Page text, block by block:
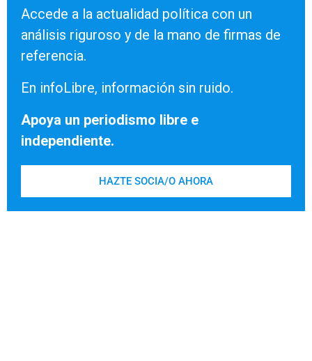
Accede a la actualidad política con un
análisis riguroso y de la mano de firmas de
referencia.
En infoLibre, información sin ruido.
Apoya un periodismo libre e
independiente.
HAZTE SOCIA/O AHORA